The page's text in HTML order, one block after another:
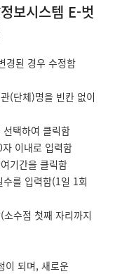
보시스템 E-벗
경된 경우 수정함
(단체)명을 빈칸 없이
선택하여 클릭함
이내로 입력함
기간을 클릭함
수를 입력함(1일 1회
소수점 첫째 자리까지
이 되며, 새로운